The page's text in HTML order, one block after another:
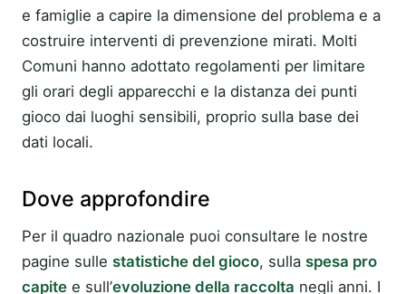
e famiglie a capire la dimensione del problema e a
costruire interventi di prevenzione mirati. Molti
Comuni hanno adottato regolamenti per limitare
gli orari degli apparecchi e la distanza dei punti
gioco dai luoghi sensibili, proprio sulla base dei
dati locali.
Dove approfondire
Per il quadro nazionale puoi consultare le nostre
pagine sulle statistiche del gioco, sulla spesa pro
capite e sull’evoluzione della raccolta negli anni. I